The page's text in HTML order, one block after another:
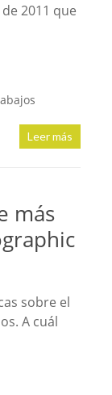
2011 que
Leer más
más
sobre el
A cuál